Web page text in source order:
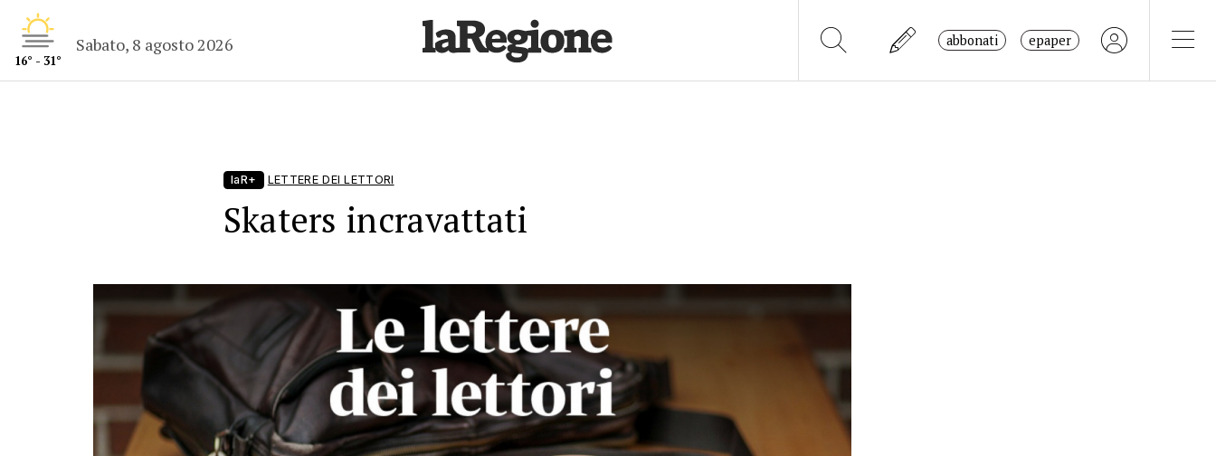
16° - 31°
Sabato, 8 agosto 2026 abbonati epaper
laR+ LETTERE DEI LETTORI
Skaters incravattati